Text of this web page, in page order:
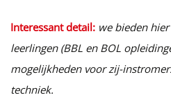
Interessant detail: we bieden
leerlingen (BBL en BOL
mogelijkheden voor zij-
techniek.